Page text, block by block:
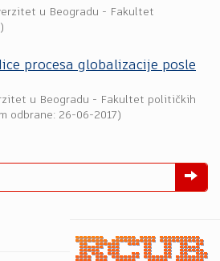
u Beogradu - Fakultet
)
procesa globalizacije posle
u Beogradu - Fakultet političkih
odbrane: 26-06-2017)